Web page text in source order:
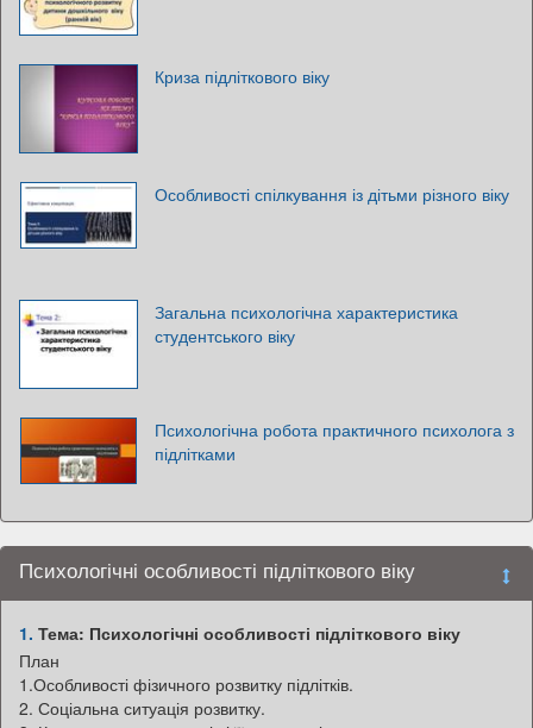
Криза підліткового віку
Особливості спілкування із дітьми різного віку
Загальна психологічна характеристика
студентського віку
Психологічна робота практичного психолога з
підлітками
Психологічні особливості підліткового віку
1. Тема: Психологічні особливості підліткового віку
План
1.Особливості фізичного розвитку підлітків.
2. Соціальна ситуація розвитку.